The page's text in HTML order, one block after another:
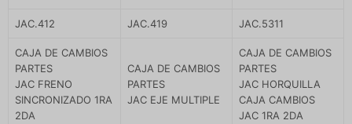
JAC.412 JAC.419 JAC.5311
CAJA DE CAMBIOS
PARTES
JAC FRENO
SINCRONIZADO 1RA
2DA
CAJA DE CAMBIOS
PARTES
JAC EJE MULTIPLE
CAJA DE CAMBIOS
PARTES
JAC HORQUILLA
CAJA CAMBIOS
JAC 1RA 2DA